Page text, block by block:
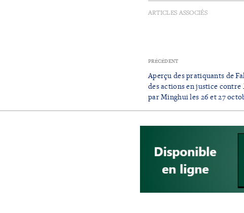
ARTICLES ASSOCIÉS
PRÉCÉDENT
Aperçu des pratiquants de
des actions en justice contre
par Minghui les 26 et 27